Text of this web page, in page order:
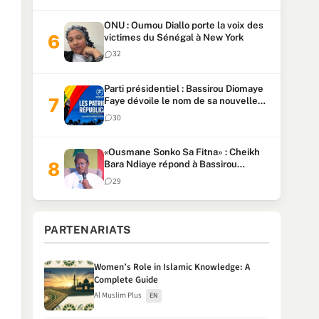
ONU : Oumou Diallo porte la voix des
victimes du Sénégal à New York
32
Parti présidentiel : Bassirou Diomaye
Faye dévoile le nom de sa nouvelle
formation, « KIIRAAY »
30
«Ousmane Sonko Sa Fitna» : Cheikh
Bara Ndiaye répond à Bassirou
Diomaye Faye (Senego TV)
29
PARTENARIATS
Women’s Role in Islamic Knowledge: A
Complete Guide
Al Muslim Plus EN